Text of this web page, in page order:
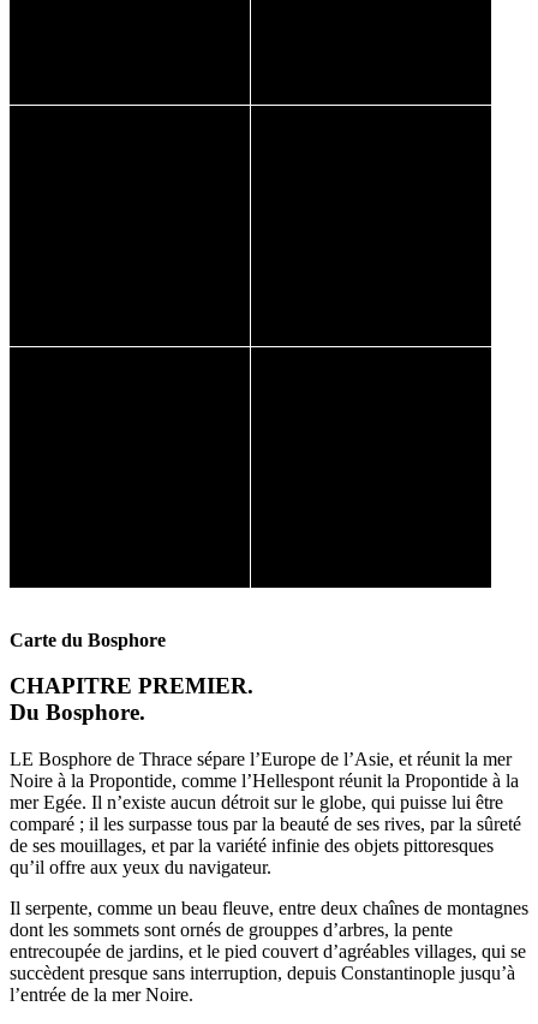
Carte du Bosphore
CHAPITRE PREMIER.
Du Bosphore.
LE Bosphore de Thrace sépare l’Europe de l’Asie, et réunit la mer
Noire à la Propontide, comme l’Hellespont réunit la Propontide à la
mer Egée. Il n’existe aucun détroit sur le globe, qui puisse lui être
comparé ; il les surpasse tous par la beauté de ses rives, par la sûreté
de ses mouillages, et par la variété infinie des objets pittoresques
qu’il offre aux yeux du navigateur.
Il serpente, comme un beau fleuve, entre deux chaînes de montagnes
dont les sommets sont ornés de grouppes d’arbres, la pente
entrecoupée de jardins, et le pied couvert d’agréables villages, qui se
succèdent presque sans interruption, depuis Constantinople jusqu’à
l’entrée de la mer Noire.